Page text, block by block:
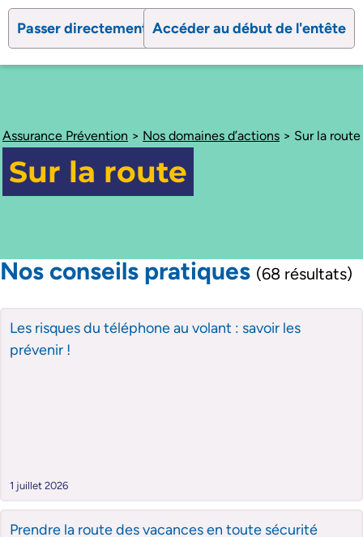
Passer directement au contenu
search
Accéder au début de l'entête
Assurance Prévention > Nos domaines d’actions > Sur la route
Sur la route
Nos conseils pratiques (68 résultats)
Les risques du téléphone au volant : savoir les
prévenir !
1 juillet 2026
Prendre la route des vacances en toute sécurité